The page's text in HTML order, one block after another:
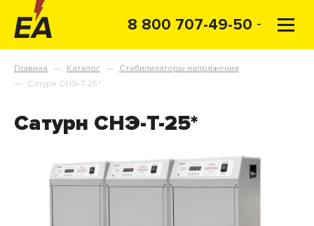
8 800 707-49-50
Главная — Каталог — Стабилизаторы напряжения
— Сатурн СНЭ-Т-25*
Сатурн СНЭ-Т-25*